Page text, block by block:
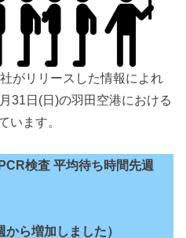
がリリースした情報によれ
31日(日)の羽田空港における
います。
検査 平均待ち時間先週
増加しました）